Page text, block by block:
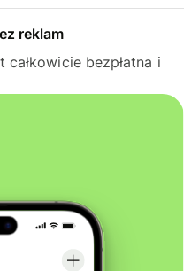
reklam
bezpłatna i